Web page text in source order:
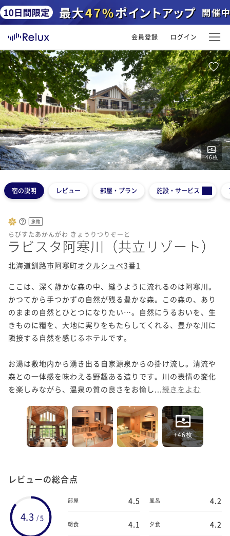
会員登録 ログイン
46枚
1 2345
宿の説明 レビュー 部屋・プラン 施設・サービス
旅館
らびすたあかんがわ きょうりつりぞーと
ラビスタ阿寒川（共立リゾート）
北海道釧路市阿寒町オクルシュべ3番1
ここは、深く静かな森の中、縫うように流れるのは阿寒川。
かつてから手つかずの自然が残る豊かな森。この森の、あり
のままの自然とひとつになりたい…。自然にうるおいを、生
きものに糧を、大地に実りをもたらしてくれる、豊かな川に
隣接する自然を感じるホテルです。
お湯は敷地内から湧き出る自家源泉からの掛け流し。清流や
森との一体感を味わえる野趣ある造りです。川の表情の変化
を楽しみながら、温泉の質の良さをお愉し... 続きをよむ
+46枚
レビューの総合点
4.3 /5
部屋 4.5 風呂 4.2
朝食 4.1 夕食 4.2